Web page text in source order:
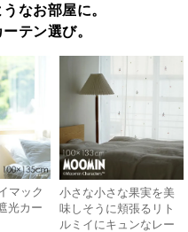
なお部屋に。
テン選び。
マック
光カー
小さな小さな果実を美
味しそうに頬張るリト
ルミイにキュンなレー